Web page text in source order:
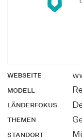
WEBSEITE
MODELL
LÄNDERFOKUS
THEMEN
STANDORT